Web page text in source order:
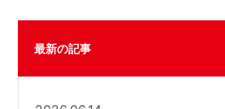
最新の記事